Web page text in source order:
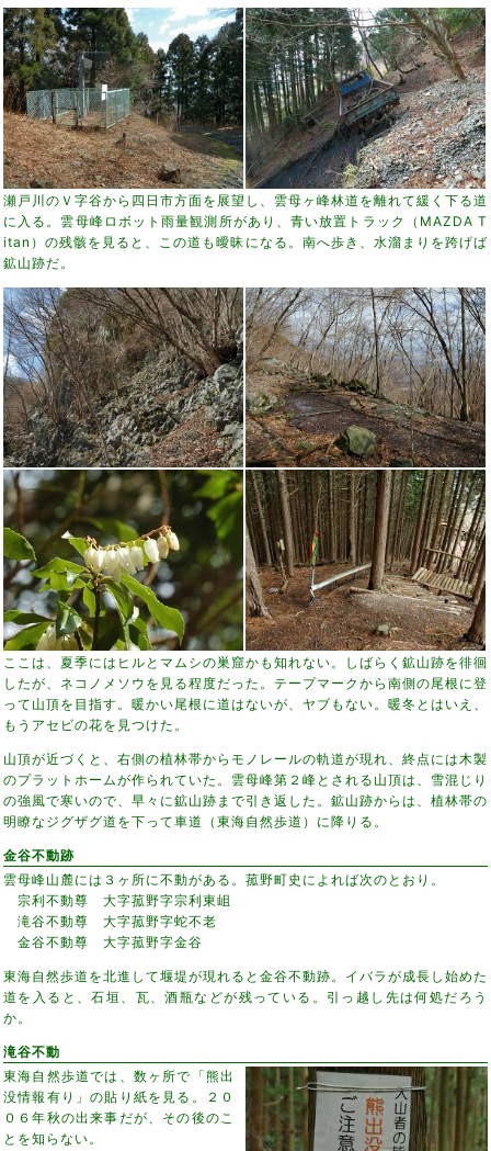
瀬戸川のＶ字谷から四日市方面を展望し、雲母ヶ峰林道を離れて緩く下る道
に入る。雲母峰ロボット雨量観測所があり、青い放置トラック（MAZDA T
itan）の残骸を見ると、この道も曖昧になる。南へ歩き、水溜まりを跨げば
鉱山跡だ。
ここは、夏季にはヒルとマムシの巣窟かも知れない。しばらく鉱山跡を徘徊
したが、ネコノメソウを見る程度だった。テープマークから南側の尾根に登
って山頂を目指す。暖かい尾根に道はないが、ヤブもない。暖冬とはいえ、
もうアセビの花を見つけた。
山頂が近づくと、右側の植林帯からモノレールの軌道が現れ、終点には木製
のプラットホームが作られていた。雲母峰第２峰とされる山頂は、雪混じり
の強風で寒いので、早々に鉱山跡まで引き返した。鉱山跡からは、植林帯の
明瞭なジグザグ道を下って車道（東海自然歩道）に降りる。
金谷不動跡
雲母峰山麓には３ヶ所に不動がある。菰野町史によれば次のとおり。
宗利不動尊 大字菰野字宗利東岨
滝谷不動尊 大字菰野字蛇不老
金谷不動尊 大字菰野字金谷
東海自然歩道を北進して堰堤が現れると金谷不動跡。イバラが成長し始めた
道を入ると、石垣、瓦、酒瓶などが残っている。引っ越し先は何処だろう
か。
滝谷不動
東海自然歩道では、数ヶ所で「熊出
没情報有り」の貼り紙を見る。２０
０６年秋の出来事だが、その後のこ
とを知らない。